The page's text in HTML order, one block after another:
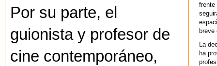
Por su parte, el
guionista y profesor de
cine contemporáneo,
frente
breve
La
ha